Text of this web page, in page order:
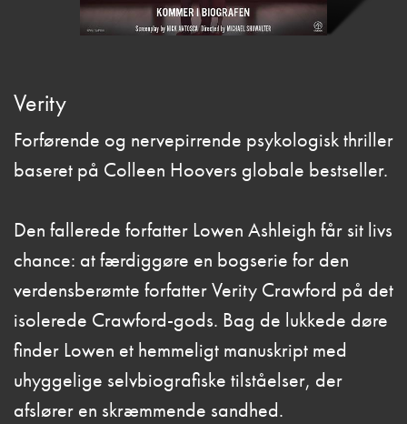
Verity
Forførende og nervepirrende psykologisk thriller
baseret på Colleen Hoovers globale bestseller.
Den fallerede forfatter Lowen Ashleigh får sit livs
chance: at færdiggøre en bogserie for den
verdensberømte forfatter Verity Crawford på det
isolerede Crawford-gods. Bag de lukkede døre
finder Lowen et hemmeligt manuskript med
uhyggelige selvbiografiske tilståelser, der
afslører en skræmmende sandhed.